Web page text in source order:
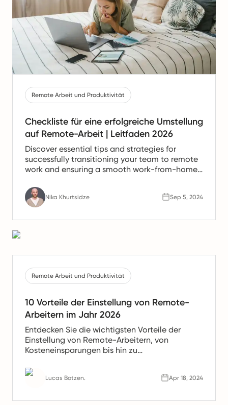
Remote Arbeit und Produktivität
Checkliste für eine erfolgreiche Umstellung
auf Remote-Arbeit | Leitfaden 2026
Discover essential tips and strategies for
successfully transitioning your team to remote
work and ensuring a smooth work-from-home
Nika Khurtsidze Sep 5, 2024
Remote Arbeit und Produktivität
10 Vorteile der Einstellung von Remote-
Arbeitern im Jahr 2026
Entdecken Sie die wichtigsten Vorteile der
Einstellung von Remote-Arbeitern, von
Kosteneinsparungen bis hin zu
Remote-Teams die Zukunft der Arbeit sind.
Lucas Botzen. Apr 18, 2024